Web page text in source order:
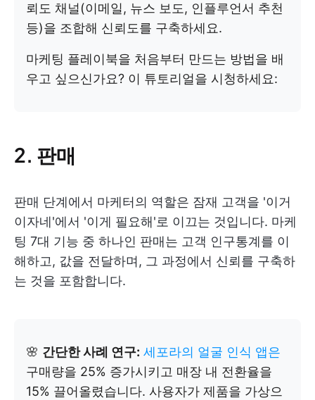
뢰도 채널(이메일, 뉴스 보도, 인플루언서 추천
등)을 조합해 신뢰도를 구축하세요.
마케팅 플레이북을 처음부터 만드는 방법을 배
우고 싶으신가요? 이 튜토리얼을 시청하세요:
2. 판매
판매 단계에서 마케터의 역할은 잠재 고객을 '이거
이자네'에서 '이게 필요해'로 이끄는 것입니다. 마케
팅 7대 기능 중 하나인 판매는 고객 인구통계를 이
해하고, 값을 전달하며, 그 과정에서 신뢰를 구축하
는 것을 포함합니다.
🌸 간단한 사례 연구: 세포라의 얼굴 인식 앱은
구매량을 25% 증가시키고 매장 내 전환율을
15% 끌어올렸습니다. 사용자가 제품을 가상으